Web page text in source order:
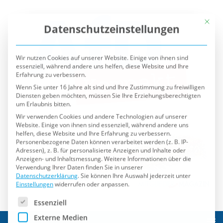
Datenschutzeinstellungen
essenziell, während andere uns helfen, diese Website und Ihre
Erfahrung zu verbessern.
Wenn Sie unter 16 Jahre alt sind und Ihre Zustimmung zu freiwilligen
Diensten geben möchten, müssen Sie Ihre Erziehungsberechtigten
um Erlaubnis bitten.
Website. Einige von ihnen sind essenziell, während andere uns
helfen, diese Website und Ihre Erfahrung zu verbessern.
Personenbezogene Daten können verarbeitet werden (z. B. IP-
Adressen), z. B. für personalisierte Anzeigen und Inhalte oder
Anzeigen- und Inhaltsmessung.Weitere Informationen über die
Verwendung Ihrer Daten finden Sie in unserer
Datenschutzerklärung. Sie können Ihre Auswahl jederzeit unter
Einstellungenwiderrufen oder anpassen.